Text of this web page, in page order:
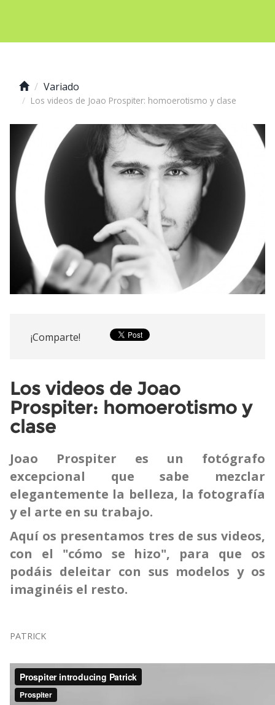
Variado
Los videos de Joao Prospiter: homoerotismo y clase
¡Comparte!
Los videos de Joao
Prospiter: homoerotismo y
clase
Joao Prospiter es un fotógrafo
excepcional que sabe mezclar
elegantemente la belleza, la fotografía
y el arte en su trabajo.
Aquí os presentamos tres de sus videos,
con el "cómo se hizo", para que os
podáis deleitar con sus modelos y os
imaginéis el resto.
PATRICK